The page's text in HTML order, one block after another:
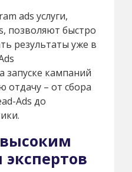
ads услуги,
позволяют быстро
результаты уже в
запуске кампаний
отдачу – от сбора
Ads до
высоким
экспертов